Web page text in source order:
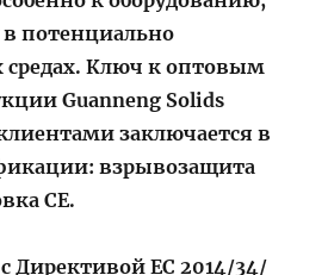
потенциально
средах. Ключ к оптовым
Guanneng Solids
заключается в
взрывозащита
CE.
Директивой ЕС 2014/34/